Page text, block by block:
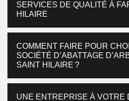
SERVICES DE QUALITÉ À
HILAIRE
COMMENT FAIRE POUR
SOCIÉTÉ D’ABATTAGE
SAINT HILAIRE ?
UNE ENTREPRISE À VOTRE